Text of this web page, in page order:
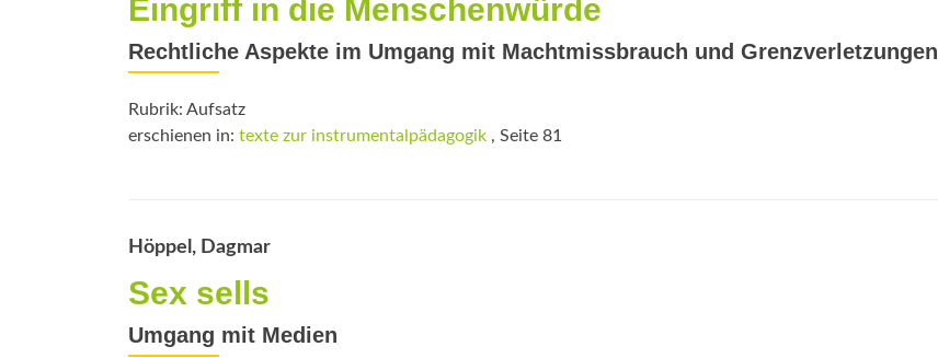
Eingriff in die Menschenwürde
Rechtliche Aspekte im Umgang mit Machtmissbrauch und Grenzverletzungen
Rubrik: Aufsatz
erschienen in: texte zur instrumentalpädagogik , Seite 81
Höppel, Dagmar
Sex sells
Umgang mit Medien